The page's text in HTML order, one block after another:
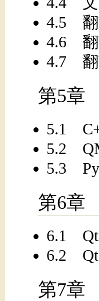
4.5 翻
4.6 翻
4.7 翻
第5章
5.1
5.2
5.3
第6章
6.1 Qt
6.2 Qt
第7章